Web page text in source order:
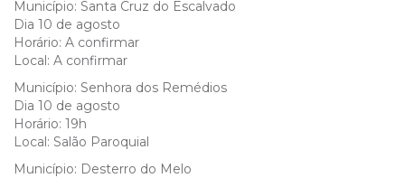
Município: Santa Cruz do Escalvado
Dia 10 de agosto
Horário: A confirmar
Local: A confirmar
Município: Senhora dos Remédios
Dia 10 de agosto
Horário: 19h
Local: Salão Paroquial
Município: Desterro do Melo